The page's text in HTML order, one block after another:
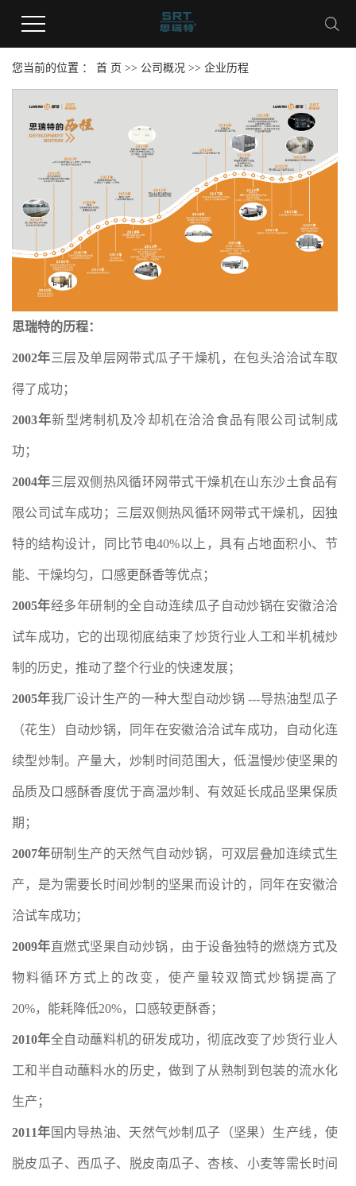
您当前的位置 ： 首 页 >> 公司概况 >> 企业历程
思瑞特的历程：
2002年三层及单层网带式瓜子干燥机，在包头洽洽试车取
得了成功；
2003年新型烤制机及冷却机在洽洽食品有限公司试制成
功；
2004年三层双侧热风循环网带式干燥机在山东沙土食品有
限公司试车成功；三层双侧热风循环网带式干燥机，因独
特的结构设计，同比节电40%以上，具有占地面积小、节
能、干燥均匀，口感更酥香等优点；
2005年经多年研制的全自动连续瓜子自动炒锅在安徽洽洽
试车成功，它的出现彻底结束了炒货行业人工和半机械炒
制的历史，推动了整个行业的快速发展；
2005年我厂设计生产的一种大型自动炒锅 ---导热油型瓜子
（花生）自动炒锅，同年在安徽洽洽试车成功，自动化连
续型炒制。产量大，炒制时间范围大，低温慢炒使坚果的
品质及口感酥香度优于高温炒制、有效延长成品坚果保质
期；
2007年研制生产的天然气自动炒锅，可双层叠加连续式生
产，是为需要长时间炒制的坚果而设计的，同年在安徽洽
洽试车成功；
2009年直燃式坚果自动炒锅，由于设备独特的燃烧方式及
物料循环方式上的改变，使产量较双筒式炒锅提高了
20%，能耗降低20%，口感较更酥香；
2010年全自动蘸料机的研发成功，彻底改变了炒货行业人
工和半自动蘸料水的历史，做到了从熟制到包装的流水化
生产；
2011年 国内导热油、天然气炒制瓜子（坚果）生产线，使
脱皮瓜子、西瓜子、脱皮南瓜子、杏核、小麦等需长时间